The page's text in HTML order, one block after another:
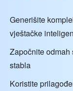
Generišite
vještačke
Započnite
stabla
Koristite